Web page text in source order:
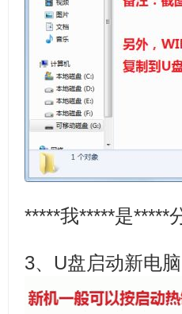
*****我*****是*****
3、U盘启动新电